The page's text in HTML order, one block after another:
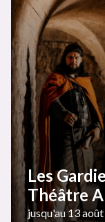
Les
Théâtre
jusqu'au 13 août